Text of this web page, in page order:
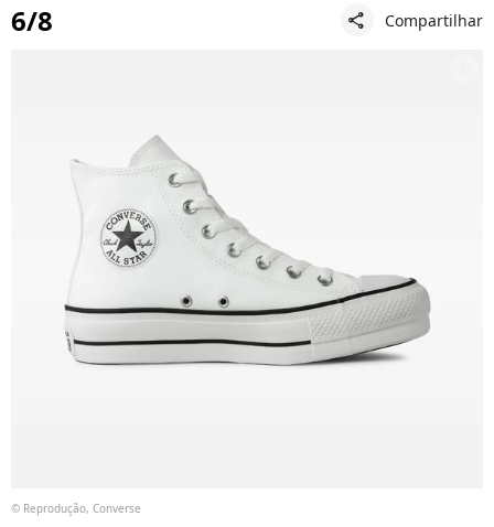
6/8 share Compartilhar
© Reprodução, Converse